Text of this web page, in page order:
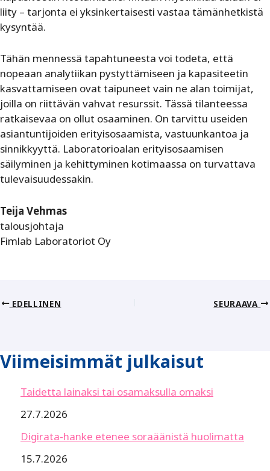
liity – tarjonta ei yksinkertaisesti vastaa tämänhetkistä
kysyntää.
Tähän mennessä tapahtuneesta voi todeta, että
nopeaan analytiikan pystyttämiseen ja kapasiteetin
kasvattamiseen ovat taipuneet vain ne alan toimijat,
joilla on riittävän vahvat resurssit. Tässä tilanteessa
ratkaisevaa on ollut osaaminen. On tarvittu useiden
asiantuntijoiden erityisosaamista, vastuunkantoa ja
sinnikkyyttä. Laboratorioalan erityisosaamisen
säilyminen ja kehittyminen kotimaassa on turvattava
tulevaisuudessakin.
Teija Vehmas
talousjohtaja
Fimlab Laboratoriot Oy
EDELLINEN SEURAAVA
Viimeisimmät julkaisut
Taidetta lainaksi tai osamaksulla omaksi
27.7.2026
Digirata-hanke etenee soraäänistä huolimatta
15.7.2026